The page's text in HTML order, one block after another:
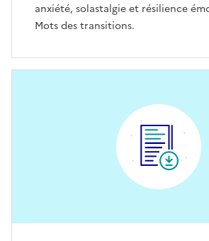
anxiété, solastalgie et résilience
Mots des transitions.